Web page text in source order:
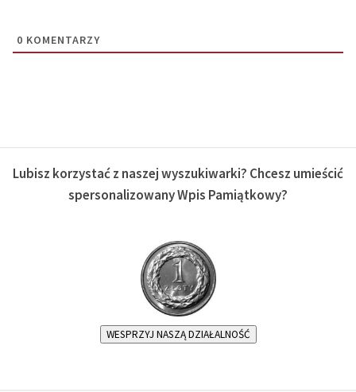
0 KOMENTARZY
Lubisz korzystać z naszej wyszukiwarki? Chcesz umieścić
spersonalizowany Wpis Pamiątkowy?
WESPRZYJ NASZĄ DZIAŁALNOŚĆ